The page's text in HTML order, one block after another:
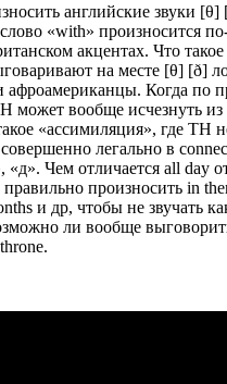
английские звуки [θ]
«with» произносится
акцентах. Что
на месте [θ] [ð]
Когда по
может вообще исчезнуть из
«ассимиляция», где TH
легально в
«д». Чем отличается all day
произносить in
и др, чтобы не звучать
ли вообще